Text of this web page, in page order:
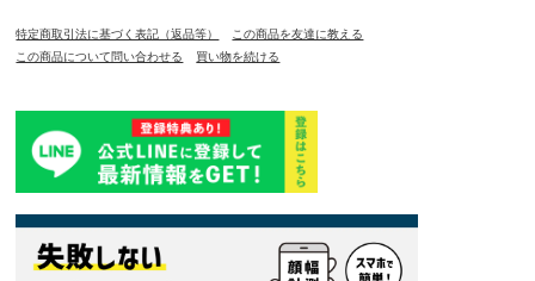
特定商取引法に基づく表記（返品等）
この商品を友達に教える
この商品について問い合わせる
買い物を続ける